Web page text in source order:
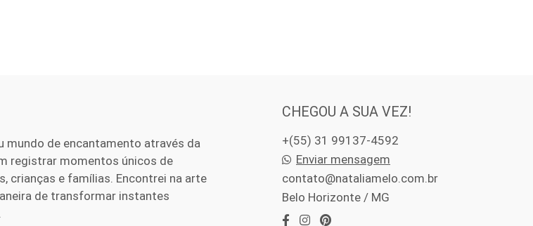
mundo de encantamento através da
registrar momentos únicos de
crianças e famílias. Encontrei na arte
de transformar instantes
CHEGOU A SUA VEZ!
+(55) 31 99137-4592
Enviar mensagem
contato@nataliamelo.com.br
Belo Horizonte / MG